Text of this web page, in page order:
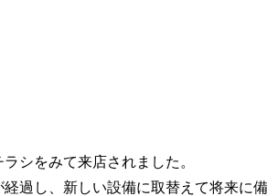
シをみて来店されました。
過し、新しい設備に取替えて将来に